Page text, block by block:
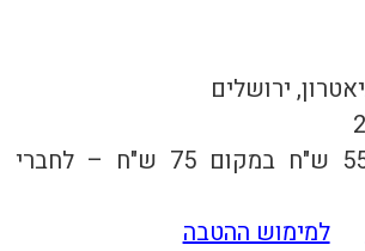
ירושלים
כרטיסים ב55 ש"ח במקום 75 ש"ח – לחברי
למימוש ההטבה